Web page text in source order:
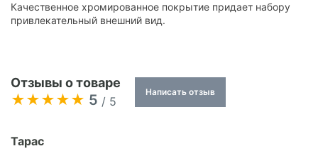
Качественное хромированное покрытие придает набору
привлекательный внешний вид.
Отзывы о товаре
5 / 5
Написать отзыв
Тарас